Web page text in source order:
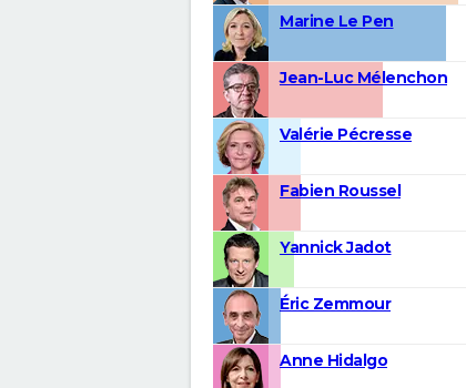
Marine Le Pen
Jean-Luc Mélenchon
Valérie Pécresse
Fabien Roussel
Yannick Jadot
Éric Zemmour
Anne Hidalgo